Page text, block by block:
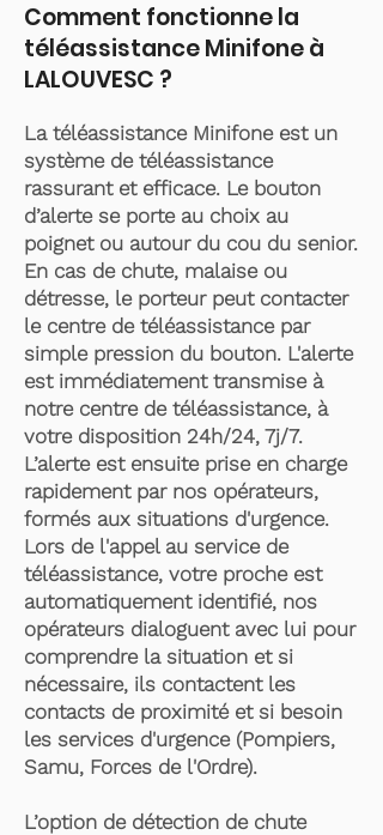
Comment fonctionne la
téléassistance Minifone à
LALOUVESC ?
La téléassistance Minifone est un
système de téléassistance
rassurant et efficace. Le bouton
d’alerte se porte au choix au
poignet ou autour du cou du senior.
En cas de chute, malaise ou
détresse, le porteur peut contacter
le centre de téléassistance par
simple pression du bouton. L'alerte
est immédiatement transmise à
notre centre de téléassistance, à
votre disposition 24h/24, 7j/7.
L’alerte est ensuite prise en charge
rapidement par nos opérateurs,
formés aux situations d'urgence.
Lors de l'appel au service de
téléassistance, votre proche est
automatiquement identifié, nos
opérateurs dialoguent avec lui pour
comprendre la situation et si
nécessaire, ils contactent les
contacts de proximité et si besoin
les services d'urgence (Pompiers,
Samu, Forces de l'Ordre).
L’option de détection de chute